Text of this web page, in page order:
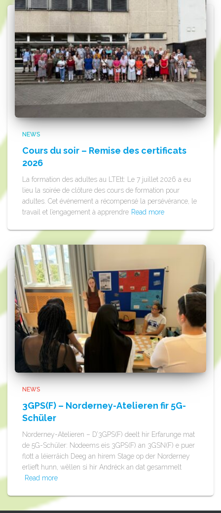
NEWS
Cours du soir – Remise des certificats
2026
La formation des adultes au LTEtt: Le 7 juillet 2026 a eu
lieu la soirée de clôture des cours de formation pour
adultes. Cet événement a récompensé la persévérance, le
travail et l’engagement à apprendre Read more
NEWS
3GPS(F) – Norderney-Atelieren fir 5G-
Schüler
Norderney-Atelieren – D’3GPS(F) deelt hir Erfarunge mat
de 5G-Schüler: Nodeems eis 3GPS(F) an 3GSN(F) e puer
flott a léierräich Deeg an hirem Stage op der Norderney
erlieft hunn, wëllen si hir Andréck an dat gesammelt
Read more